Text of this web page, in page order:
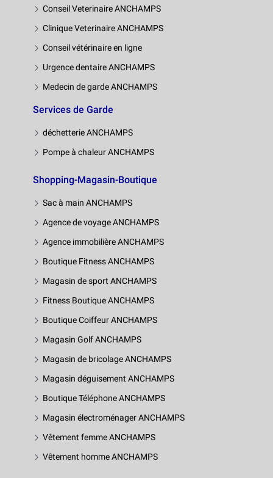
Conseil Veterinaire ANCHAMPS
Clinique Veterinaire ANCHAMPS
Conseil vétérinaire en ligne
Urgence dentaire ANCHAMPS
Medecin de garde ANCHAMPS
Services de Garde
déchetterie ANCHAMPS
Pompe à chaleur ANCHAMPS
Shopping-Magasin-Boutique
Sac à main ANCHAMPS
Agence de voyage ANCHAMPS
Agence immobilière ANCHAMPS
Boutique Fitness ANCHAMPS
Magasin de sport ANCHAMPS
Fitness Boutique ANCHAMPS
Boutique Coiffeur ANCHAMPS
Magasin Golf ANCHAMPS
Magasin de bricolage ANCHAMPS
Magasin déguisement ANCHAMPS
Boutique Téléphone ANCHAMPS
Magasin électroménager ANCHAMPS
Vêtement femme ANCHAMPS
Vêtement homme ANCHAMPS